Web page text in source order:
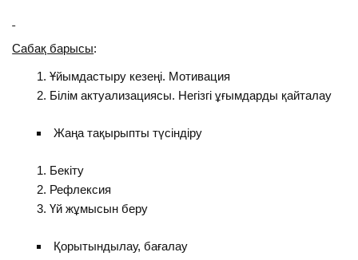
Сабақ барысы:
Ұйымдастыру кезеңі. Мотивация
Білім актуализациясы. Негізгі ұғымдарды қайталау
Жаңа тақырыпты түсіндіру
Бекіту
Рефлексия
Үй жұмысын беру
Қорытындылау, бағалау